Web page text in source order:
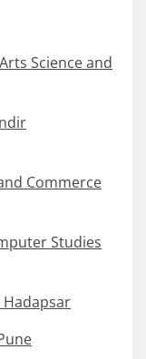
Science and
Commerce
Studies
Hadapsar